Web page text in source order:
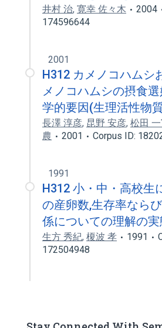
井村 治, 寛幸 佐々木 2004
174596644
2001
H312 カメノコハムシ
メノコハムシの摂食
学的要因(生理活性物
長澤 淳彦, 昆野 安彦, 松田
農
2001 Corpus ID:
1991
H312 小・中・高校生
の産卵数,生存率なら
係についての理解の実
生方 秀紀, 榎波 孝 1991
172504948